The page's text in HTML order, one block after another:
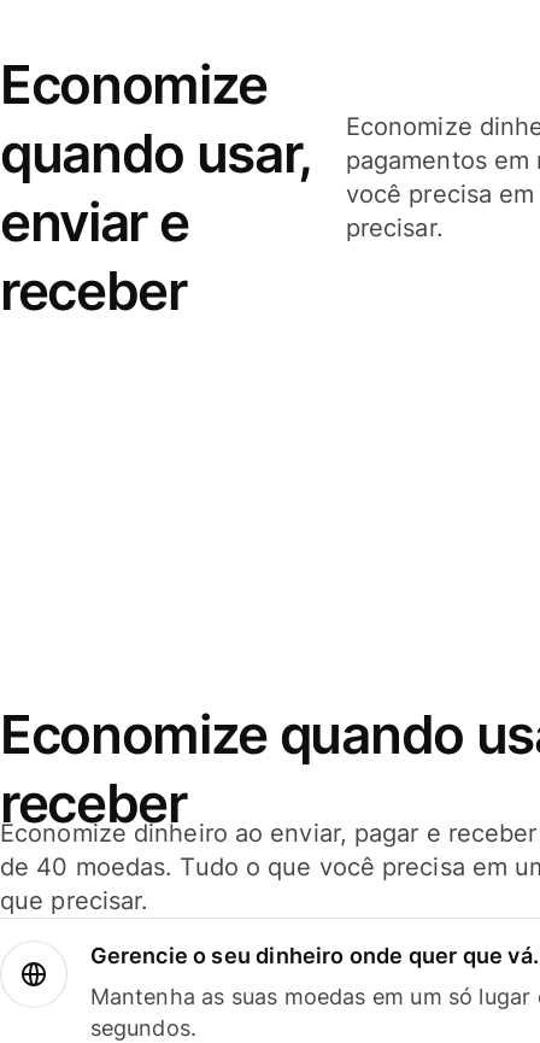
Economize
quando usar,
enviar e
receber
Economize
pagamentos
você precisa
precisar.
Economize quando
receber
Economize dinheiro ao enviar, pagar e
de 40 moedas. Tudo o que você precisa em
que precisar.
Gerencie o seu dinheiro onde quer que vá.
Mantenha as suas moedas em um só
segundos.